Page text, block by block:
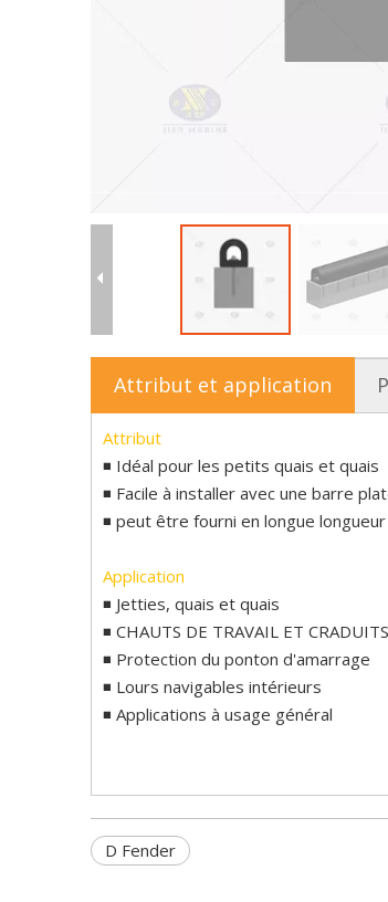
Attribut et application
Attribut
◾ Idéal pour les petits quais et quais
◾ Facile à installer avec une barre
◾ peut être fourni en longue
Application
◾ Jetties, quais et quais
◾ CHAUTS DE TRAVAIL ET
◾ Protection du ponton d'amarrage
◾ Lours navigables intérieurs
◾ Applications à usage général
D Fender